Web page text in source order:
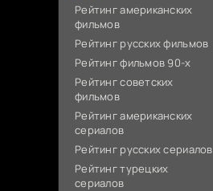
Рейтинг американских
фильмов
Рейтинг русских фильмов
Рейтинг фильмов 90-х
Рейтинг советских
фильмов
Рейтинг американских
сериалов
Рейтинг русских сериалов
Рейтинг турецких
сериалов